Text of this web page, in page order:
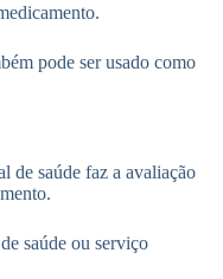
pode ser usado como
de saúde faz a avaliação
saúde ou serviço